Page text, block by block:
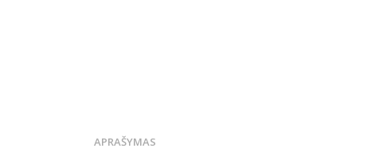
APRAŠYMAS